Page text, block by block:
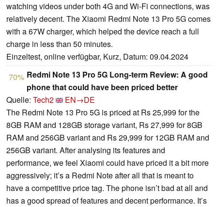
watching videos under both 4G and Wi-Fi connections, was
relatively decent. The Xiaomi Redmi Note 13 Pro 5G comes
with a 67W charger, which helped the device reach a full
charge in less than 50 minutes.
Einzeltest, online verfügbar, Kurz, Datum: 09.04.2024
70% Redmi Note 13 Pro 5G Long-term Review: A good
phone that could have been priced better
Quelle: Tech2
EN→DE
The Redmi Note 13 Pro 5G is priced at Rs 25,999 for the
8GB RAM and 128GB storage variant, Rs 27,999 for 8GB
RAM and 256GB variant and Rs 29,999 for 12GB RAM and
256GB variant. After analysing its features and
performance, we feel Xiaomi could have priced it a bit more
aggressively; it’s a Redmi Note after all that is meant to
have a competitive price tag. The phone isn’t bad at all and
has a good spread of features and decent performance. It’s